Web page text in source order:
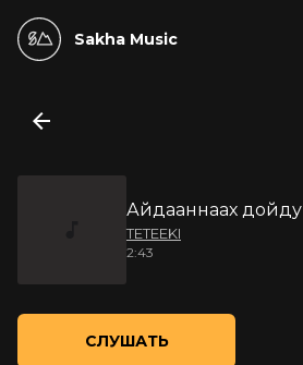
Sakha Music
Айдааннаах дойду
TETEEKI
2:43
СЛУШАТЬ